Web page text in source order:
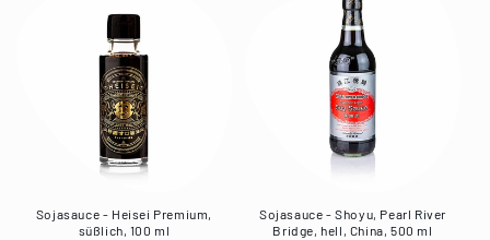
Sojasauce - Heisei Premium,
süßlich, 100 ml
Sojasauce - Shoyu, Pearl River
Bridge, hell, China, 500 ml